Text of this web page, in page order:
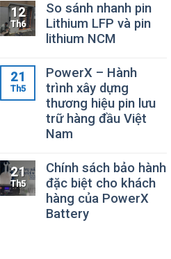
12
Th6
So sánh nhanh pin
Lithium LFP và pin
lithium NCM
21
Th5
PowerX – Hành
trình xây dựng
thương hiệu pin lưu
trữ hàng đầu Việt
Nam
21
Th5
Chính sách bảo hành
đặc biệt cho khách
hàng của PowerX
Battery